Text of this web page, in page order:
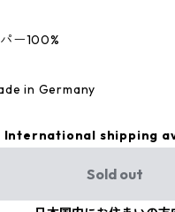
ー100%
in Germany
International shipping
Sold out